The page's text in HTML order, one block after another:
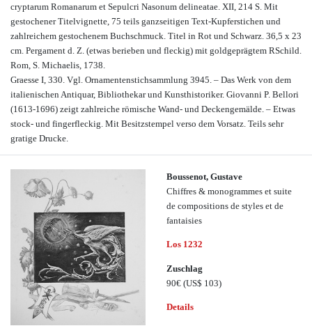
cryptarum Romanarum et Sepulcri Nasonum delineatae. XII, 214 S. Mit
gestochener Titelvignette, 75 teils ganzseitigen Text-Kupferstichen und
zahlreichem gestochenem Buchschmuck. Titel in Rot und Schwarz. 36,5 x 23
cm. Pergament d. Z. (etwas berieben und fleckig) mit goldgeprägtem RSchild.
Rom, S. Michaelis, 1738.
Graesse I, 330. Vgl. Ornamentenstichsammlung 3945. – Das Werk von dem
italienischen Antiquar, Bibliothekar und Kunsthistoriker. Giovanni P. Bellori
(1613-1696) zeigt zahlreiche römische Wand- und Deckengemälde. – Etwas
stock- und fingerfleckig. Mit Besitzstempel verso dem Vorsatz. Teils sehr
gratige Drucke.
Boussenot, Gustave
Chiffres & monogrammes et suite
de compositions de styles et de
fantaisies
Los 1232
Zuschlag
90€ (US$ 103)
Details